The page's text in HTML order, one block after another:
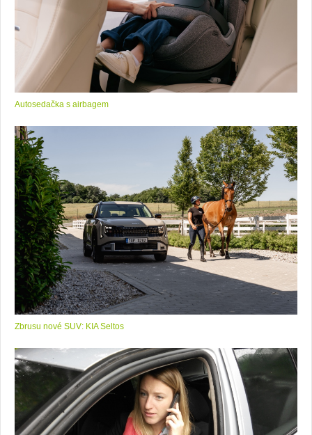
Autosedačka s airbagem
Zbrusu nové SUV: KIA Seltos